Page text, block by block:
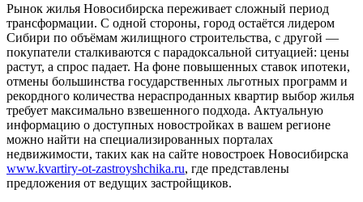
Рынок жилья Новосибирска переживает сложный период
трансформации. С одной стороны, город остаётся лидером
Сибири по объёмам жилищного строительства, с другой —
покупатели сталкиваются с парадоксальной ситуацией: цены
растут, а спрос падает. На фоне повышенных ставок ипотеки,
отмены большинства государственных льготных программ и
рекордного количества нераспроданных квартир выбор жилья
требует максимально взвешенного подхода. Актуальную
информацию о доступных новостройках в вашем регионе
можно найти на специализированных порталах
недвижимости, таких как на сайте новостроек Новосибирска
www.kvartiry-ot-zastroyshchika.ru, где представлены
предложения от ведущих застройщиков.